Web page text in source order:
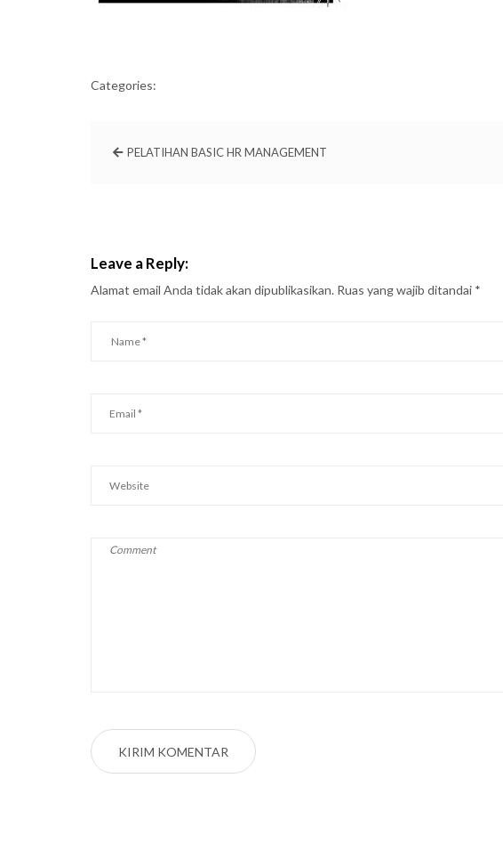
Categories:
PELATIHAN BASIC HR MANAGEMENT
Leave a Reply:
Alamat email Anda tidak akan dipublikasikan. Ruas yang wajib ditandai *